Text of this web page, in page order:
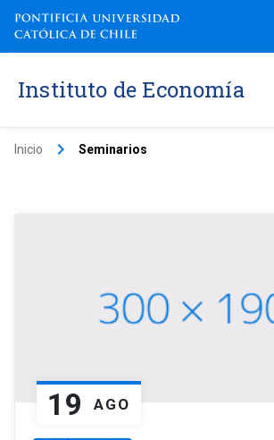
Instituto de Economía
Inicio keyboard_arrow_right Seminarios
19 AGO